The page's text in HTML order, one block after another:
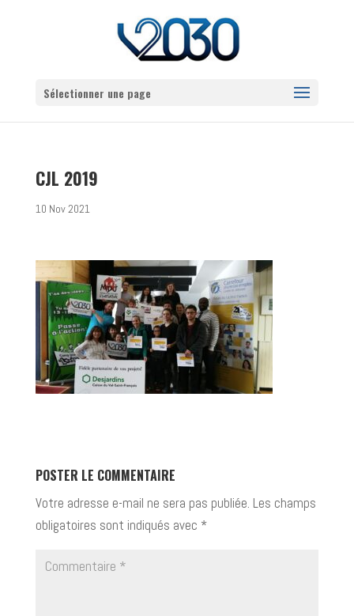
Sélectionner une page
CJL 2019
10 Nov 2021
POSTER LE COMMENTAIRE
Votre adresse e-mail ne sera pas publiée. Les champs
obligatoires sont indiqués avec *